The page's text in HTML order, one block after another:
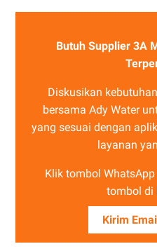
Butuh Supplier 3A
Diskusikan
bersama Ady Water
yang sesuai dengan
layanan
Klik tombol
tombol di
Kirim